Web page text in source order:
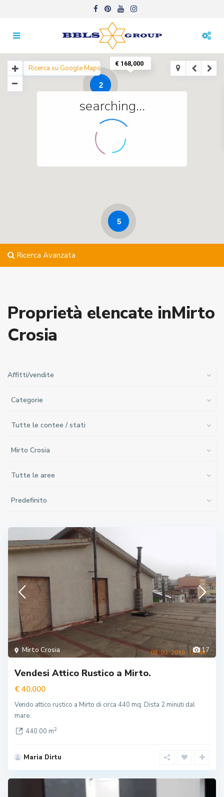
€ 168,000
5
2
searching...
Ricerca Avanzata
Proprietà elencate inMirto
Crosia
Affitti/vendite
Categorie
Tutte le contee / stati
Mirto Crosia
Tutte le aree
Predefinito
17
Mirto Crosia
Vendesi Attico Rustico a Mirto.
€ 40,000
Vendo attico rustico a Mirto di circa 440 mq. Dista 2 minuti dal
mare.
440.00 m2
Maria Dirtu